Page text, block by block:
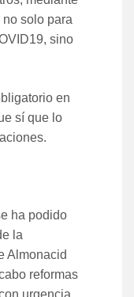
solo para
sino
en
sí que lo
ha podido
la
Almonacid
reformas